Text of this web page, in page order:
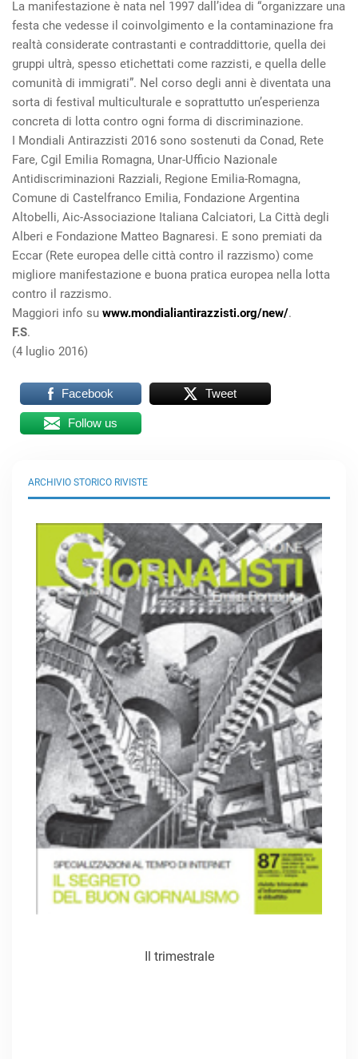
La manifestazione è nata nel 1997 dall’idea di “organizzare una
festa che vedesse il coinvolgimento e la contaminazione fra
realtà considerate contrastanti e contraddittorie, quella dei
gruppi ultrà, spesso etichettati come razzisti, e quella delle
comunità di immigrati”. Nel corso degli anni è diventata una
sorta di festival multiculturale e soprattutto un’esperienza
concreta di lotta contro ogni forma di discriminazione.
I Mondiali Antirazzisti 2016 sono sostenuti da Conad, Rete
Fare, Cgil Emilia Romagna, Unar-Ufficio Nazionale
Antidiscriminazioni Razziali, Regione Emilia-Romagna,
Comune di Castelfranco Emilia, Fondazione Argentina
Altobelli, Aic-Associazione Italiana Calciatori, La Città degli
Alberi e Fondazione Matteo Bagnaresi. E sono premiati da
Eccar (Rete europea delle città contro il razzismo) come
migliore manifestazione e buona pratica europea nella lotta
contro il razzismo.
Maggiori info su www.mondialiantirazzisti.org/new/.
F.S.
(4 luglio 2016)
Facebook Tweet
Follow us
ARCHIVIO STORICO RIVISTE
Il trimestrale